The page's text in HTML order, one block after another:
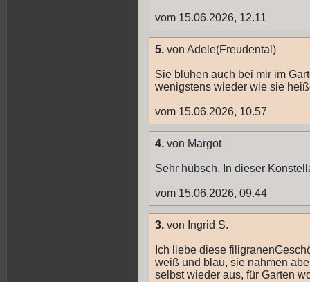
vom 15.06.2026, 12.11
5. von Adele(Freudental)
Sie blühen auch bei mir im
wenigstens wieder wie sie
vom 15.06.2026, 10.57
4. von Margot
Sehr hübsch. In dieser
vom 15.06.2026, 09.44
3. von Ingrid S.
Ich liebe diese
weiß und blau, sie nahmen
selbst wieder aus, für Garten